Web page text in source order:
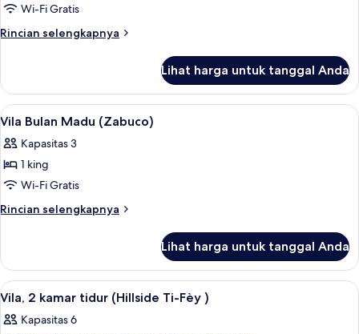
Vila,
1
(Ylang
Ylang)
Wi-Fi Gratis
Rincian selengkapnya
Rincian
Vila,
kamar
(Ylang
Ylang)
Lihat harga untuk tanggal Anda
Lihat
semua
foto
untuk
Vila
Bulan
Vila Bulan Madu (Zabuco) | Selimut
6
Vila Bulan Madu (Zabuco)
Kapasitas 3
1 king
Wi-Fi Gratis
Rincian selengkapnya
Rincian
Vila
Bulan
Madu
Lihat harga untuk tanggal Anda
Lihat
semua
foto
Vila, 2 kamar tidur (Hillside Ti-Fèy ) |
7
Vila, 2 kamar tidur (Hillside Ti-Fèy )
Kapasitas 6